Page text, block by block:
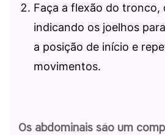
Faça a flexão do tronco,
indicando os joelhos
a posição de início e
movimentos.
Os abdominais são um